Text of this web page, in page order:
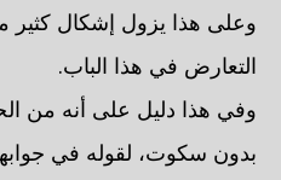
وعلى هذا يزول إشكال كثير
التعارض في هذا الباب.
وفي هذا دليل على أنه من
بدون سكوت، لقوله في